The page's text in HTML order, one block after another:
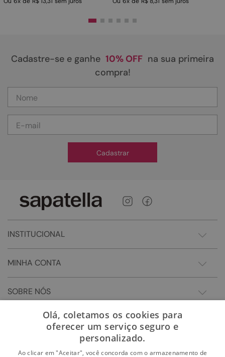
Cadastre-se e ganhe 10% OFF na sua primeira
compra!
Cadastrar
INSTITUCIONAL
MINHA CONTA
SOBRE NÓS
Olá, coletamos os cookies para
oferecer um serviço seguro e
personalizado.
Ao clicar em "Aceitar", você concorda com o armazenamento de